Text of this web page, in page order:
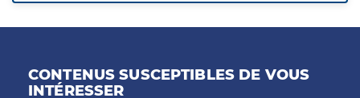
CONTENUS SUSCEPTIBLES DE VOUS
INTÉRESSER